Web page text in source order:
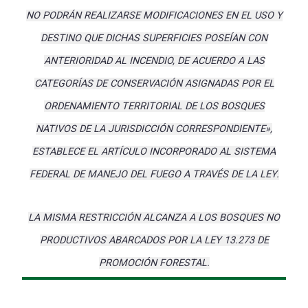
NO PODRÁN REALIZARSE MODIFICACIONES EN EL USO Y
DESTINO QUE DICHAS SUPERFICIES POSEÍAN CON
ANTERIORIDAD AL INCENDIO, DE ACUERDO A LAS
CATEGORÍAS DE CONSERVACIÓN ASIGNADAS POR EL
ORDENAMIENTO TERRITORIAL DE LOS BOSQUES
NATIVOS DE LA JURISDICCIÓN CORRESPONDIENTE»,
ESTABLECE EL ARTÍCULO INCORPORADO AL SISTEMA
FEDERAL DE MANEJO DEL FUEGO A TRAVÉS DE LA LEY.
LA MISMA RESTRICCIÓN ALCANZA A LOS BOSQUES NO
PRODUCTIVOS ABARCADOS POR LA LEY 13.273 DE
PROMOCIÓN FORESTAL.